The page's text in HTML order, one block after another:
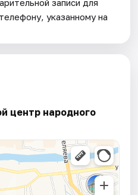
записи для
указанному на
центр народного